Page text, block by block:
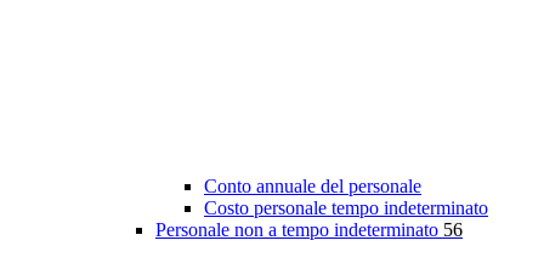
Conto annuale del personale
Costo personale tempo indeterminato
Personale non a tempo indeterminato 56